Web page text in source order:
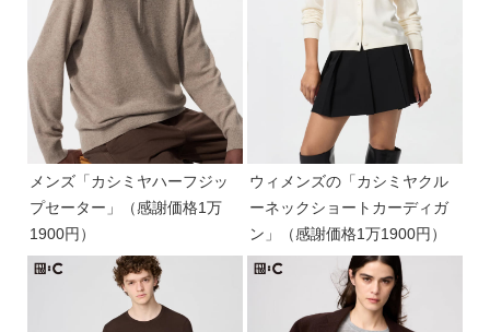
メンズ「カシミヤハーフジッ
プセーター」（感謝価格1万
1900円）
ウィメンズの「カシミヤクル
ーネックショートカーディガ
ン」（感謝価格1万1900円）